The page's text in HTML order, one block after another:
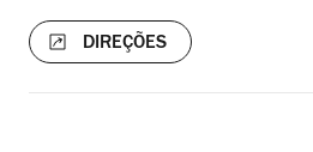
DIREÇÕES